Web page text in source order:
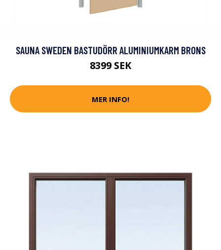
SAUNA SWEDEN BASTUDÖRR ALUMINIUMKARM BRONS
8399 SEK
MER INFO!